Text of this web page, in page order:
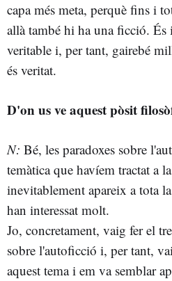
capa més meta, perquè fins i
allà també hi ha una ficció. És
veritable i, per tant, gairebé
és veritat.
D'on us ve aquest pòsit
N: Bé, les paradoxes sobre
temàtica que havíem tractat a
inevitablement apareix a tota
han interessat molt.
Jo, concretament, vaig fer el
sobre l'autoficció i, per tant,
aquest tema i em va semblar